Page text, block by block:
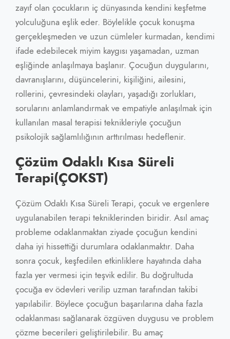
zayıf olan çocukların iç dünyasında kendini keşfetme
yolculuğuna eşlik eder. Böylelikle çocuk konuşma
gerçekleşmeden ve uzun cümleler kurmadan, kendimi
ifade edebilecek miyim kaygısı yaşamadan, uzman
eşliğinde anlaşılmaya başlanır. Çocuğun duygularını,
davranışlarını, düşüncelerini, kişiliğini, ailesini,
rollerini, çevresindeki olayları, yaşadığı zorlukları,
sorularını anlamlandırmak ve empatiyle anlaşılmak için
kullanılan masal terapisi teknikleriyle çocuğun
psikolojik sağlamlılığının arttırılması hedeflenir.
Çözüm Odaklı Kısa Süreli
Terapi(ÇOKST)
Çözüm Odaklı Kısa Süreli Terapi, çocuk ve ergenlere
uygulanabilen terapi tekniklerinden biridir. Asıl amaç
probleme odaklanmaktan ziyade çocuğun kendini
daha iyi hissettiği durumlara odaklanmaktır. Daha
sonra çocuk, keşfedilen etkinliklere hayatında daha
fazla yer vermesi için teşvik edilir. Bu doğrultuda
çocuğa ev ödevleri verilip uzman tarafından takibi
yapılabilir. Böylece çocuğun başarılarına daha fazla
odaklanması sağlanarak özgüven duygusu ve problem
çözme becerileri geliştirilebilir. Bu amaç